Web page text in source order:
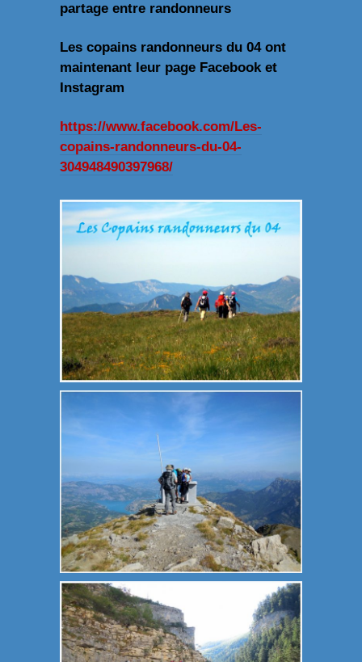
partage entre randonneurs
Les copains randonneurs du 04 ont
maintenant leur page Facebook et
Instagram
https://www.facebook.com/Les-
copains-randonneurs-du-04-
304948490397968/